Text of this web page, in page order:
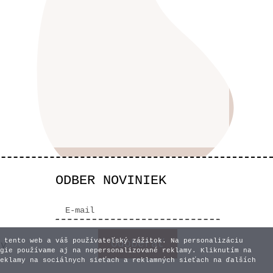
ODBER NOVINIEK
tento web a váš používateľský zážitok. Na personalizáciu
používame aj na nepersonalizované reklamy. Kliknutím na
na sociálnych sieťach a reklamných sieťach na ďalších